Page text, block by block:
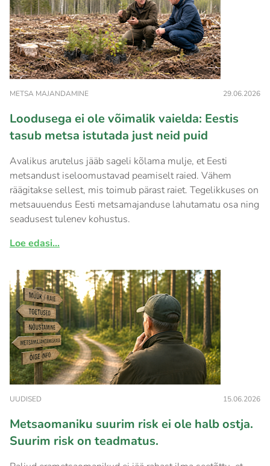
METSA MAJANDAMINE 29.06.2026
Loodusega ei ole võimalik vaielda: Eestis
tasub metsa istutada just neid puid
Avalikus arutelus jääb sageli kõlama mulje, et Eesti
metsandust iseloomustavad peamiselt raied. Vähem
räägitakse sellest, mis toimub pärast raiet. Tegelikkuses on
metsauuendus Eesti metsamajanduse lahutamatu osa ning
seadusest tulenev kohustus.
Loe edasi...
UUDISED 15.06.2026
Metsaomaniku suurim risk ei ole halb ostja.
Suurim risk on teadmatus.